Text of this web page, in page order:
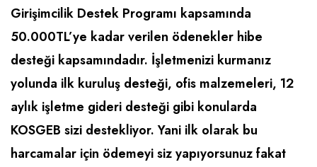
Mobilya Dekorasyon
Proje - İnşaat ve Tesisat
Raf ve Depo Sistemleri
Reklam - Tanıtım - PR ve İnternet
Seyahat - Rent A Car
Tabela - Dijital Baskı
Girişimcilik Destek Programı kapsamında
50.000TL’ye kadar verilen ödenekler hibe
desteği kapsamındadır. İşletmenizi kurmanız
yolunda ilk kuruluş desteği, ofis malzemeleri, 12
aylık işletme gideri desteği gibi konularda
KOSGEB sizi destekliyor. Yani ilk olarak bu
harcamalar için ödemeyi siz yapıyorsunuz fakat